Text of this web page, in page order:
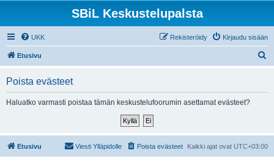
SBiL Keskustelupalsta
UKK Kirjaudu sisään
Rekisteröidy
Etusivu
Poista evästeet
Haluatko varmasti poistaa tämän keskustelufoorumin asettamat evästeet?
Etusivu Kaikki ajat ovat UTC+03:00
Poista evästeet
Viesti Ylläpidolle